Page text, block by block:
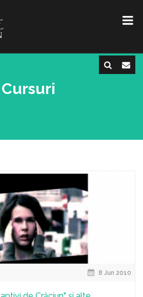
Cursuri
8 Jun 2010